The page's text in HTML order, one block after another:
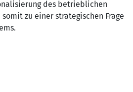
des betrieblichen
zu einer strategischen Frage